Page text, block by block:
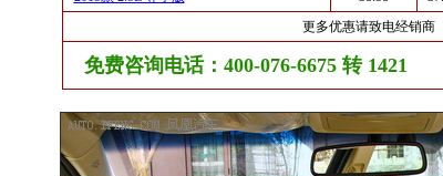
更多优惠请致电经销商
免费咨询电话：400-076-6675 转 1421